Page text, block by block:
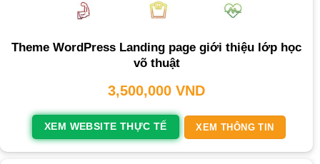
Theme WordPress Landing page giới thiệu lớp học
võ thuật
3,500,000 VND
XEM WEBSITE THỰC TẾ XEM THÔNG TIN